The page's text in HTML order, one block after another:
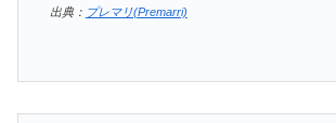
出典： プレマリ(Premarri)